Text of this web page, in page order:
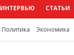
ИНТЕРВЬЮ СТАТЬИ
Политика Экономика